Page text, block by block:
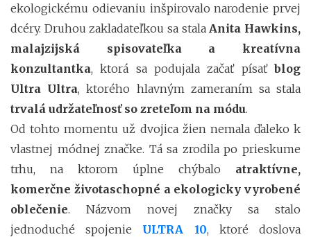
ekologickému odievaniu inšpirovalo narodenie prvej
dcéry. Druhou zakladateľkou sa stalaAnita Hawkins,
malajzijská spisovateľka a kreatívna
konzultantka, ktorá sa podujala začať písaťblog
Ultra Ultra, ktorého hlavným zameraním sa stala
trvalá udržateľnosť so zreteľom na módu.
Od tohto momentu už dvojica žien nemala ďaleko k
vlastnej módnej značke. Tá sa zrodila po prieskume
trhu, na ktorom úplne chýbalo atraktívne,
komerčne životaschopné a ekologicky vyrobené
oblečenie. Názvom novej značky sa stalo
jednoduché spojenie ULTRA 10, ktoré doslova